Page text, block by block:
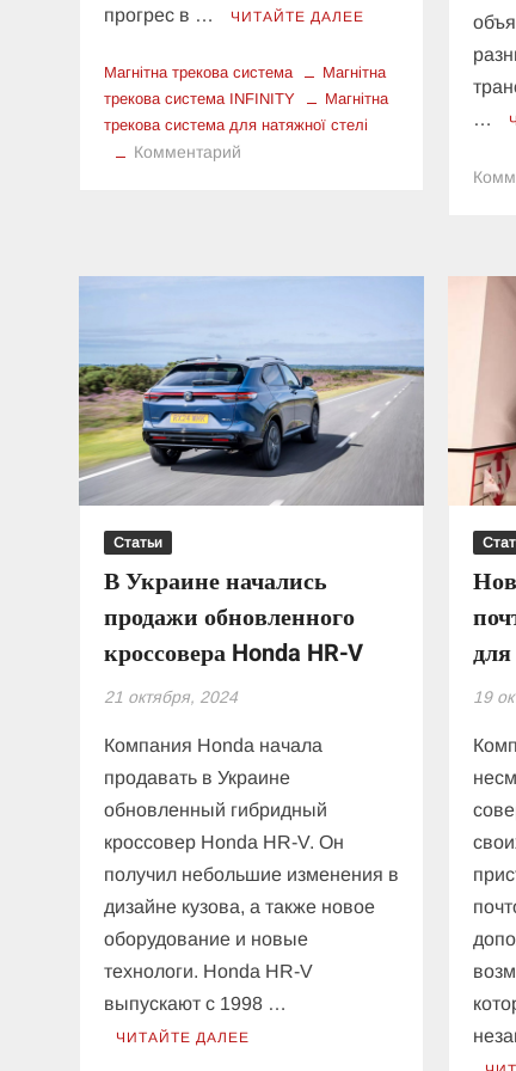
прогрес в …
ЧИТАЙТЕ ДАЛЕЕ
Магнітна трекова система
Магнітна
трекова система INFINITY
Магнітна
трекова система для натяжної стелі
Комментарий
—
сучасне
рішення
…
Статьи
В Украине начались
продажи обновленного
кроссовера Honda HR-V
21 октября, 2024
Компания Honda начала
продавать в Украине
обновленный гибридный
кроссовер Honda HR-V. Он
получил небольшие изменения в
дизайне кузова, а также новое
оборудование и новые
технологи. Honda HR-V
выпускают с 1998 …
ЧИТАЙТЕ ДАЛЕЕ
19